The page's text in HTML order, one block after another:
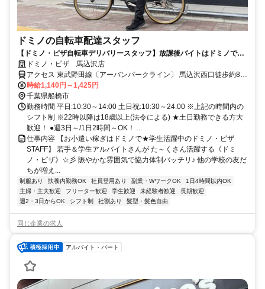
ドミノの自転車配達スタッフ
【ドミノ・ピザ自転車デリバリースタッフ】放課後バイトはドミノで決
まり！学生活躍中
ドミノ・ピザ 馬込沢店
アクセス 東武野田線〔アーバンパークライン〕 馬込沢西口徒歩約8
分、ＪＲ武蔵野線 船橋法典出入口2徒歩約26分、東武野田線〔アーバ
ンパークライン〕 塚田東口徒歩約30分 東武野田線馬込沢駅 徒歩8分
時給1,140円～1,425円
千葉県船橋市
勤務時間 平日:10:30～14:00 土日祝:10:30～24:00 ※上記の時間内の
シフト制 ※22時以降は18歳以上(法令による) ★土日勤務できる方大
歓迎！ ●週3日～/1日2時間～OK！ ...
仕事内容 【お小遣い稼ぎはドミノで★学生活躍中のドミノ・ピザ
STAFF】 若手＆学生アルバイトさんが た～くさん活躍する《ドミ
ノ・ピザ》☆彡 賑やかな雰囲気で協力体制バッチリ♪ 他の学校の友だ
ちが増え...
制服あり 扶養内勤務OK 社員登用あり 副業・WワークOK
1日4時間以内OK
主婦・主夫歓迎
フリーター歓迎 学生歓迎 未経験者歓迎
長期歓迎
週2・3日からOK
シフト制 社割あり 髪型・髪色自由
同じ企業の求人
アルバイト・パート